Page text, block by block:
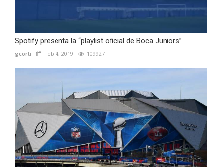
Spotify presenta la “playlist oficial de Boca Juniors”
gcorti Feb 4, 2019 109927